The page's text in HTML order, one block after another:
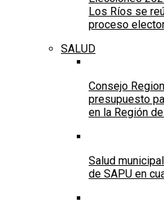
Los Ríos se
proceso
SALUD
Consejo
presupuesto
en la Región
Salud
de SAPU en